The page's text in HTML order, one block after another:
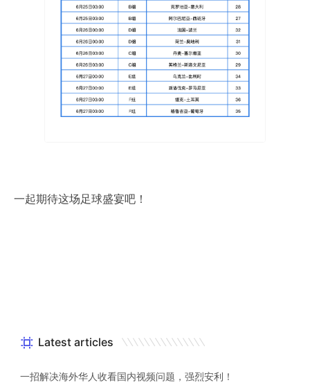
一起期待这场足球盛宴吧！
Latest articles
一招解决海外华人收看国内视频问题，强烈安利！